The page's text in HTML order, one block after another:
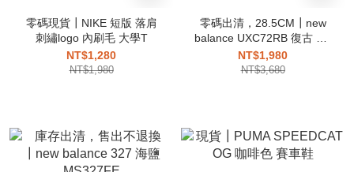
零碼現貨┃NIKE 短版 落肩
刺繡logo 內刷毛 大學T
NT$1,280
NT$1,980
零碼出清，28.5CM┃new
balance UXC72RB 復古 XC
72 全白 XC72
NT$1,980
NT$3,680